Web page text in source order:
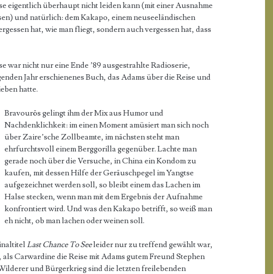
eigentlich überhaupt nicht leiden kann (mit einer Ausnahme
und natürlich: dem Kakapo, einem neuseeländischen
hat, wie man fliegt, sondern auch vergessen hat, dass
war nicht nur eine Ende ’89 ausgestrahlte Radioserie,
Jahr erschienenes Buch, das Adams über die Reise und
hatte.
Bravourös gelingt ihm der Mix aus Humor und
Nachdenklichkeit: im einen Moment amüsiert man sich noch
über Zaire’sche Zollbeamte, im nächsten steht man
ehrfurchtsvoll einem Berggorilla gegenüber. Lachte man
gerade noch über die Versuche, in China ein Kondom zu
kaufen, mit dessen Hilfe der Geräuschpegel im Yangtse
aufgezeichnet werden soll, so bleibt einem das Lachen im
Halse stecken, wenn man mit dem Ergebnis der Aufnahme
konfrontiert wird. Und was den Kakapo betrifft, so weiß man
eh nicht, ob man lachen oder weinen soll.
Last Chance To Seeleider nur zu treffend gewählt war,
Carwardine die Reise mit Adams gutem Freund Stephen
und Bürgerkrieg sind die letzten freilebenden